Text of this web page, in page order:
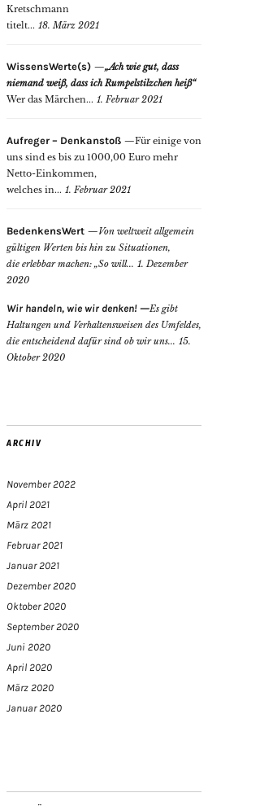
Kretschmann
titelt... 18. März 2021
WissensWerte(s)
„Ach wie gut, dass
niemand weiß, dass ich Rumpelstilzchen heiß“
Wer das Märchen... 1. Februar 2021
Aufreger – Denkanstoß
Für einige von
uns sind es bis zu 1000,00 Euro mehr
Netto-Einkommen,
welches in... 1. Februar 2021
BedenkensWert
Von weltweit allgemein
gültigen Werten bis hin zu Situationen,
die erlebbar machen: „So will... 1. Dezember
2020
Wir handeln, wie wir denken!
Es gibt
Haltungen und Verhaltensweisen des Umfeldes,
die entscheidend dafür sind ob wir uns... 15.
Oktober 2020
ARCHIV
November 2022
April 2021
März 2021
Februar 2021
Januar 2021
Dezember 2020
Oktober 2020
September 2020
Juni 2020
April 2020
März 2020
Januar 2020